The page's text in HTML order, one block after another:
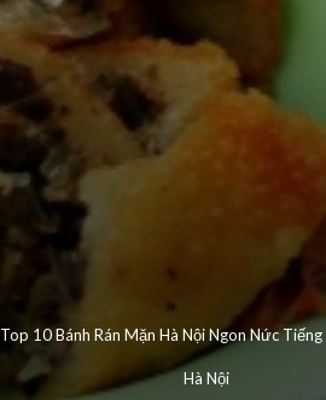
Top 10 Bánh Rán Mặn Hà Nội Ngon Nức
Hà Nội